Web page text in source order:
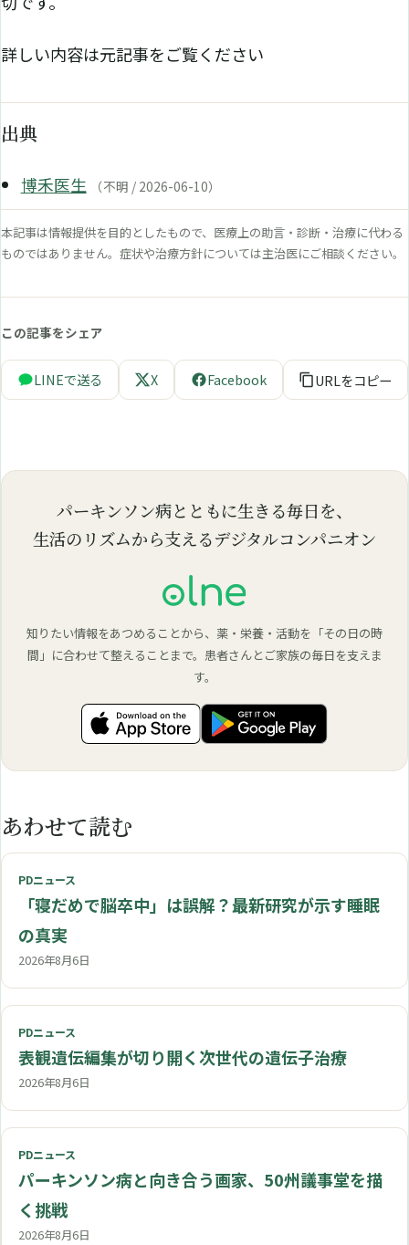
詳しい内容は元記事をご覧ください
出典
博禾医生 （不明 / 2026-06-10）
本記事は情報提供を目的としたもので、医療上の助言・診断・治療に代わる
ものではありません。症状や治療方針については主治医にご相談ください。
この記事をシェア
LINEで送る X Facebook URLをコピー
パーキンソン病とともに生きる毎日を、
生活のリズムから支えるデジタルコンパニオン
知りたい情報をあつめることから、薬・栄養・活動を「その日の時
間」に合わせて整えることまで。患者さんとご家族の毎日を支えま
す。
あわせて読む
PDニュース
「寝だめで脳卒中」は誤解？最新研究が示す睡眠
の真実
2026年8月6日
PDニュース
表観遺伝編集が切り開く次世代の遺伝子治療
2026年8月6日
PDニュース
パーキンソン病と向き合う画家、50州議事堂を描
く挑戦
2026年8月6日